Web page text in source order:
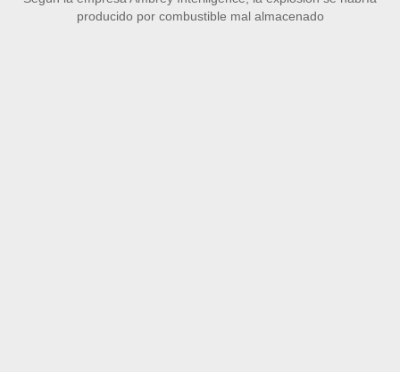
producido por combustible mal almacenado